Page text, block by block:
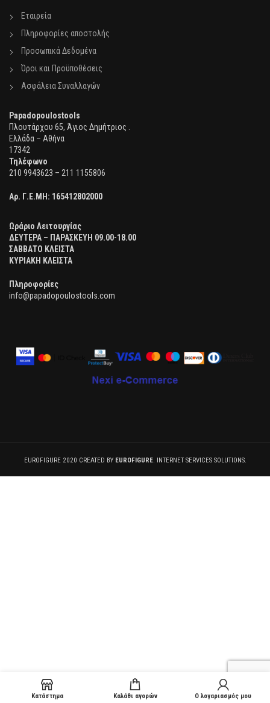
Εταιρεία
Πληροφορίες αποστολής
Προσωπικά Δεδομένα
Όροι και Προϋποθέσεις
Ασφάλεια Συναλλαγών
Papadopoulostools
Πλουτάρχου 65, Άγιος Δημήτριος .
Ελλάδα – Αθήνα
17342
Τηλέφωνο
210 9943623 – 211 1155806
Αρ. Γ.Ε.ΜΗ: 165412802000
Ωράριο Λειτουργίας
ΔΕΥΤΕΡΑ – ΠΑΡΑΣΚΕΥΗ 09.00-18.00
ΣΑΒΒΑΤΟ ΚΛΕΙΣΤΑ
ΚΥΡΙΑΚΗ ΚΛΕΙΣΤΑ
Πληροφορίες
info@papadopoulostools.com
EUROFIGURE 2020 CREATED BY EUROFIGURE. INTERNET SERVICES SOLUTIONS.
Κατάστημα Καλάθι αγορών Ο λογαριασμός μου